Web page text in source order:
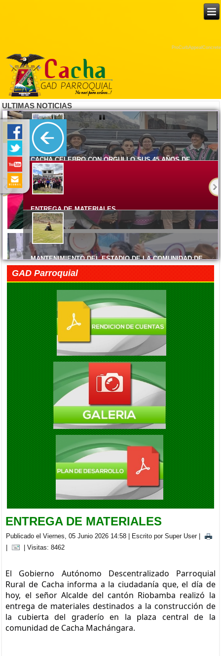
ProCurbAppealConcrete
ULTIMAS NOTICIAS
ENTREGA DE MATERIALES
El Gobierno Autónomo Descentralizado Parroquial Rural de
CACHA CELEBRO CON ORGULLO SUS 45 AÑOS DE
PARROQUIALIZACION
Lunes, 08 Junio 2026 15:17
ENTREGA DE MATERIALES
Viernes, 05 Junio 2026 14:58
MANTENIMIENTO DEL ESTADIO DE LA COMUNIDAD DE
MACHANGARA
Viernes, 05 Junio 2026 14:45
FELIZ DÍA DE LAS MADRES
Viernes, 05 Junio 2026 14:41
EXITO EN LA INAUGURACION DEL CAMPEONATO DE
FUTBOL DIE ESTRELLAS
Viernes, 05 Septiembre 2025 20:08
ENTREGA DE KITS ALIMENTARIOS EN LA COMUNIDAD DE
GAUBUG
Viernes, 05 Septiembre 2025 20:04
BRIGADA MEDICA INTERDISCIPLINARIA EN LA PARROQUIA
CACHA
Viernes, 05 Septiembre 2025 20:00
GAD Parroquial
ENTREGA DE MATERIALES
Publicado el Viernes, 05 Junio 2026 14:58 | Escrito por Super User|
|
| Visitas: 8462
El Gobierno Autónomo Descentralizado Parroquial
Rural de Cacha informa a la ciudadanía que, el día de
hoy, el señor Alcalde del cantón Riobamba realizó la
entrega de materiales destinados a la construcción de
la cubierta del graderío en la plaza central de la
comunidad de Cacha Machángara.